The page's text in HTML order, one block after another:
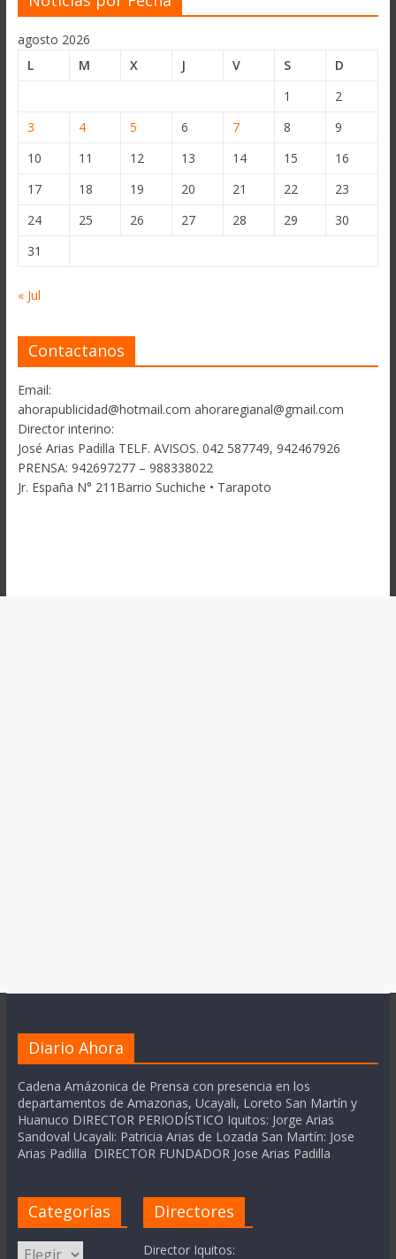
agosto 2026
L
M X J V S
D
1
2
3
4 5 6 7 8
9
10
11 12 13 14 15
16
17
18 19 20 21 22
23
24
25 26 27 28 29
30
31
« Jul
Contactanos
Email:
ahorapublicidad@hotmail.com ahoraregianal@gmail.com
Director interino:
José Arias Padilla TELF. AVISOS. 042 587749, 942467926
PRENSA: 942697277 – 988338022
Jr. España N° 211Barrio Suchiche • Tarapoto
Diario Ahora
Cadena Amázonica de Prensa con presencia en los
departamentos de Amazonas, Ucayali, Loreto San Martín y
Huanuco DIRECTOR PERIODÍSTICO Iquitos: Jorge Arias
Sandoval Ucayali: Patricia Arias de Lozada San Martín: Jose
Arias Padilla DIRECTOR FUNDADOR Jose Arias Padilla
Categorías
Categorías
Directores
Director Iquitos: